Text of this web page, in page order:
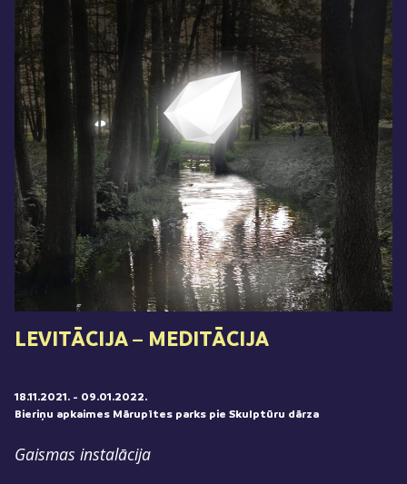
LEVITĀCIJA – MEDITĀCIJA
18.11.2021. - 09.01.2022.
Bieriņu apkaimes Mārupītes parks pie Skulptūru dārza
Gaismas instalācija